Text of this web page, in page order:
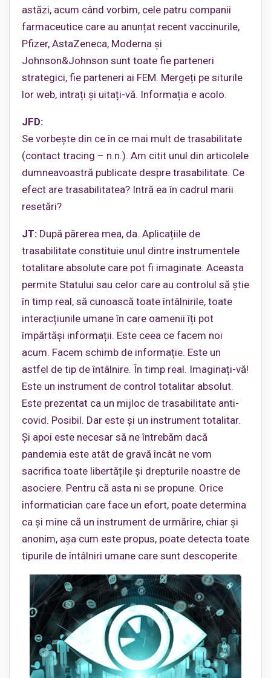
astăzi, acum când vorbim, cele patru companii
farmaceutice care au anunțat recent vaccinurile,
Pfizer, AstaZeneca, Moderna și
Johnson&Johnson sunt toate fie parteneri
strategici, fie parteneri ai FEM. Mergeți pe siturile
lor web, intrați și uitați-vă. Informația e acolo.
JFD:
Se vorbește din ce în ce mai mult de trasabilitate
(contact tracing – n.n.). Am citit unul din articolele
dumneavoastră publicate despre trasabilitate. Ce
efect are trasabilitatea? Intră ea în cadrul marii
resetări?
JT: După părerea mea, da. Aplicațiile de
trasabilitate constituie unul dintre instrumentele
totalitare absolute care pot fi imaginate. Aceasta
permite Statului sau celor care au controlul să știe
în timp real, să cunoască toate întâlnirile, toate
interacțiunile umane în care oamenii îți pot
împărtăși informații. Este ceea ce facem noi
acum. Facem schimb de informație. Este un
astfel de tip de întâlnire. În timp real. Imaginați-vă!
Este un instrument de control totalitar absolut.
Este prezentat ca un mijloc de trasabilitate anti-
covid. Posibil. Dar este și un instrument totalitar.
Și apoi este necesar să ne întrebăm dacă
pandemia este atât de gravă încât ne vom
sacrifica toate libertățile și drepturile noastre de
asociere. Pentru că asta ni se propune. Orice
informatician care face un efort, poate determina
ca și mine că un instrument de urmărire, chiar și
anonim, așa cum este propus, poate detecta toate
tipurile de întâlniri umane care sunt descoperite.